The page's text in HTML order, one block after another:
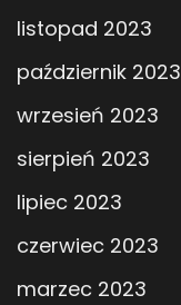
listopad 2023
październik 2023
wrzesień 2023
sierpień 2023
lipiec 2023
czerwiec 2023
marzec 2023